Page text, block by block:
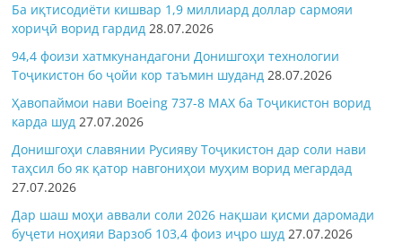
Ба иқтисодиёти кишвар 1,9 миллиард доллар сармояи
хориҷӣ ворид гардид 28.07.2026
94,4 фоизи хатмкунандагони Донишгоҳи технологии
Тоҷикистон бо ҷойи кор таъмин шуданд 28.07.2026
Ҳавопаймои нави Boeing 737-8 MAX ба Тоҷикистон ворид
карда шуд 27.07.2026
Донишгоҳи славянии Русияву Тоҷикистон дар соли нави
таҳсил бо як қатор навгониҳои муҳим ворид мегардад
27.07.2026
Дар шаш моҳи аввали соли 2026 нақшаи қисми даромади
буҷети ноҳияи Варзоб 103,4 фоиз иҷро шуд 27.07.2026